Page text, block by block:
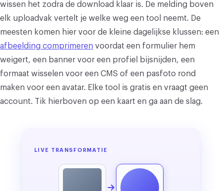
wissen het zodra de download klaar is. De melding boven
elk uploadvak vertelt je welke weg een tool neemt. De
meesten komen hier voor de kleine dagelijkse klussen: een
afbeelding comprimeren voordat een formulier hem
weigert, een banner voor een profiel bijsnijden, een
formaat wisselen voor een CMS of een pasfoto rond
maken voor een avatar. Elke tool is gratis en vraagt geen
account. Tik hierboven op een kaart en ga aan de slag.
LIVE TRANSFORMATIE